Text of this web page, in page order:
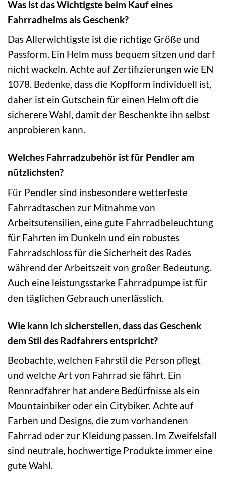
Was ist das Wichtigste beim Kauf eines
Fahrradhelms als Geschenk?
Das Allerwichtigste ist die richtige Größe und
Passform. Ein Helm muss bequem sitzen und darf
nicht wackeln. Achte auf Zertifizierungen wie EN
1078. Bedenke, dass die Kopfform individuell ist,
daher ist ein Gutschein für einen Helm oft die
sicherere Wahl, damit der Beschenkte ihn selbst
anprobieren kann.
Welches Fahrradzubehör ist für Pendler am
nützlichsten?
Für Pendler sind insbesondere wetterfeste
Fahrradtaschen zur Mitnahme von
Arbeitsutensilien, eine gute Fahrradbeleuchtung
für Fahrten im Dunkeln und ein robustes
Fahrradschloss für die Sicherheit des Rades
während der Arbeitszeit von großer Bedeutung.
Auch eine leistungsstarke Fahrradpumpe ist für
den täglichen Gebrauch unerlässlich.
Wie kann ich sicherstellen, dass das Geschenk
dem Stil des Radfahrers entspricht?
Beobachte, welchen Fahrstil die Person pflegt
und welche Art von Fahrrad sie fährt. Ein
Rennradfahrer hat andere Bedürfnisse als ein
Mountainbiker oder ein Citybiker. Achte auf
Farben und Designs, die zum vorhandenen
Fahrrad oder zur Kleidung passen. Im Zweifelsfall
sind neutrale, hochwertige Produkte immer eine
gute Wahl.